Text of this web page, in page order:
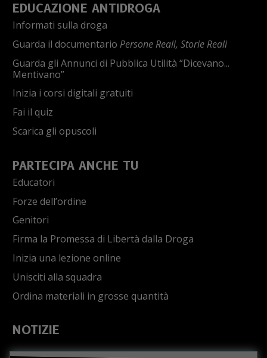
EDUCAZIONE ANTIDROGA
Informati sulla droga
Guarda il documentario Persone Reali, Storie Reali
Guarda gli Annunci di Pubblica Utilità “Dicevano...
Mentivano”
Inizia i corsi digitali gratuiti
Fai il quiz
Scarica gli opuscoli
PARTECIPA ANCHE TU
Educatori
Forze dell’ordine
Genitori
Firma la Promessa di Libertà dalla Droga
Inizia una lezione online
Unisciti alla squadra
Ordina materiali in grosse quantità
NOTIZIE